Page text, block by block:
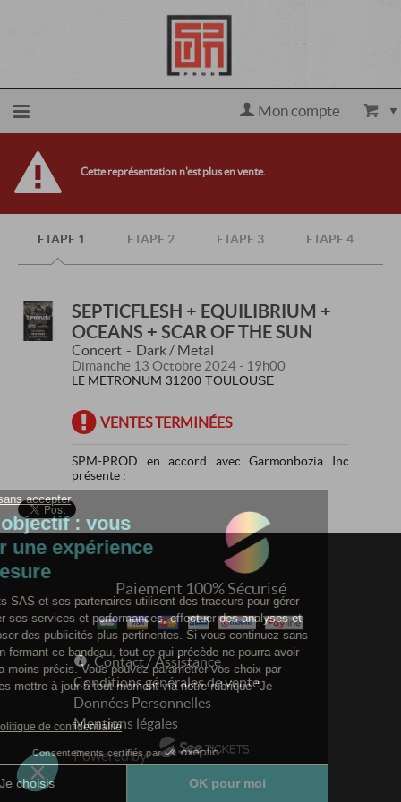
Accueil
officiel
Mon compte
Cette représentation n'est plus en vente.
ETAPE 1 ETAPE 2 ETAPE 3 ETAPE 4
SEPTICFLESH + EQUILIBRIUM +
OCEANS + SCAR OF THE SUN
Concert Dark / Metal
Dimanche 13 Octobre 2024 - 19h00
LE METRONUM 31200 TOULOUSE
VENTES TERMINÉES
SPM-PROD en accord avec Garmonbozia Inc
présente :
Paiement 100% Sécurisé
Contact / Assistance
Conditions générales de vente
Données Personnelles
Mentions légales
Powered by